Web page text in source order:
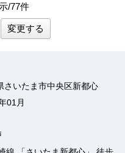
/77件
変更する
さいたま市中央区新都心
01月